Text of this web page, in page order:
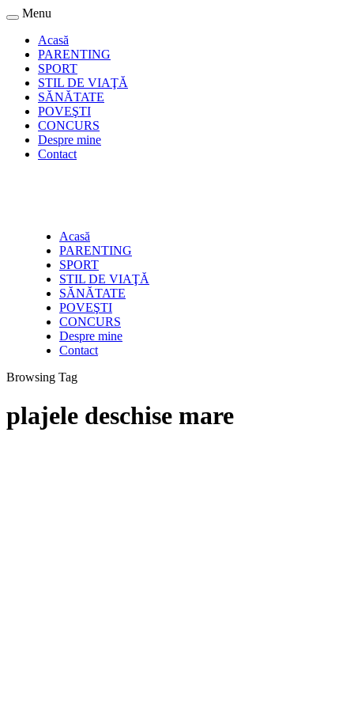
Menu
Acasă
PARENTING
SPORT
STIL DE VIAŢĂ
SĂNĂTATE
POVEŞTI
CONCURS
Despre mine
Contact
Acasă
PARENTING
SPORT
STIL DE VIAŢĂ
SĂNĂTATE
POVEŞTI
CONCURS
Despre mine
Contact
Browsing Tag
plajele deschise mare